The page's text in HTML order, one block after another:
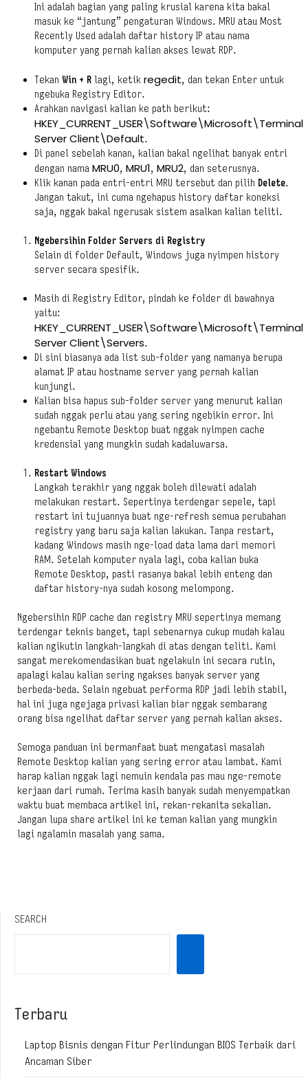
Ini adalah bagian yang paling krusial karena kita bakal
masuk ke “jantung” pengaturan Windows. MRU atau Most
Recently Used adalah daftar history IP atau nama
komputer yang pernah kalian akses lewat RDP.
Tekan Win + R lagi, ketik regedit, dan tekan Enter untuk
ngebuka Registry Editor.
Arahkan navigasi kalian ke path berikut:
HKEY_CURRENT_USER\Software\Microsoft\Terminal
Server Client\Default.
Di panel sebelah kanan, kalian bakal ngelihat banyak entri
dengan nama MRU0, MRU1, MRU2, dan seterusnya.
Klik kanan pada entri-entri MRU tersebut dan pilih Delete.
Jangan takut, ini cuma ngehapus history daftar koneksi
saja, nggak bakal ngerusak sistem asalkan kalian teliti.
Ngebersihin Folder Servers di Registry
Selain di folder Default, Windows juga nyimpen history
server secara spesifik.
Masih di Registry Editor, pindah ke folder di bawahnya
yaitu:
HKEY_CURRENT_USER\Software\Microsoft\Terminal
Server Client\Servers.
Di sini biasanya ada list sub-folder yang namanya berupa
alamat IP atau hostname server yang pernah kalian
kunjungi.
Kalian bisa hapus sub-folder server yang menurut kalian
sudah nggak perlu atau yang sering ngebikin error. Ini
ngebantu Remote Desktop buat nggak nyimpen cache
kredensial yang mungkin sudah kadaluwarsa.
Restart Windows
Langkah terakhir yang nggak boleh dilewati adalah
melakukan restart. Sepertinya terdengar sepele, tapi
restart ini tujuannya buat nge-refresh semua perubahan
registry yang baru saja kalian lakukan. Tanpa restart,
kadang Windows masih nge-load data lama dari memori
RAM. Setelah komputer nyala lagi, coba kalian buka
Remote Desktop, pasti rasanya bakal lebih enteng dan
daftar history-nya sudah kosong melompong.
Ngebersihin RDP cache dan registry MRU sepertinya memang
terdengar teknis banget, tapi sebenarnya cukup mudah kalau
kalian ngikutin langkah-langkah di atas dengan teliti. Kami
sangat merekomendasikan buat ngelakuin ini secara rutin,
apalagi kalau kalian sering ngakses banyak server yang
berbeda-beda. Selain ngebuat performa RDP jadi lebih stabil,
hal ini juga ngejaga privasi kalian biar nggak sembarang
orang bisa ngelihat daftar server yang pernah kalian akses.
Semoga panduan ini bermanfaat buat mengatasi masalah
Remote Desktop kalian yang sering error atau lambat. Kami
harap kalian nggak lagi nemuin kendala pas mau nge-remote
kerjaan dari rumah. Terima kasih banyak sudah menyempatkan
waktu buat membaca artikel ini, rekan-rekanita sekalian.
Jangan lupa share artikel ini ke teman kalian yang mungkin
lagi ngalamin masalah yang sama.
SEARCH
Terbaru
Laptop Bisnis dengan Fitur Perlindungan BIOS Terbaik dari
Ancaman Siber